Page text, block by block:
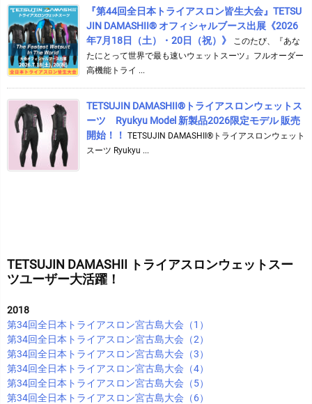
『第44回全日本トライアスロン皆生大会』TETSU
JIN DAMASHII® オフィシャルブース出展《2026
年7月18日（土）・20日（祝）》
このたび、『あな
たにとって世界で最も速いウェットスーツ』フルオーダー
高機能トライ ...
TETSUJIN DAMASHII®︎トライアスロンウェットス
ーツ Ryukyu Model 新製品2026限定モデル 販売
開始！！ TETSUJIN DAMASHII®︎トライアスロンウェット
スーツ Ryukyu ...
TETSUJIN DAMASHII トライアスロンウェットスー
ツユーザー大活躍！
2018
第34回全日本トライアスロン宮古島大会（1）
第34回全日本トライアスロン宮古島大会（2）
第34回全日本トライアスロン宮古島大会（3）
第34回全日本トライアスロン宮古島大会（4）
第34回全日本トライアスロン宮古島大会（5）
第34回全日本トライアスロン宮古島大会（6）